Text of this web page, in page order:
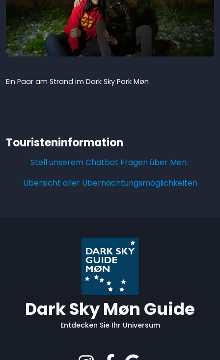
Ein Paar am Strand im Dark Sky Park Møn
Touristeninformation
Stell unserem Chatbot Fragen über Møn.
Übersicht aller Übernachtungsmöglichkeiten
Dark Sky Møn Guide
Entdecken Sie Ihr Universum